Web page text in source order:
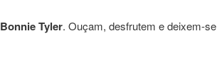
Bonnie Tyler. Ouçam, desfrutem e deixem-se